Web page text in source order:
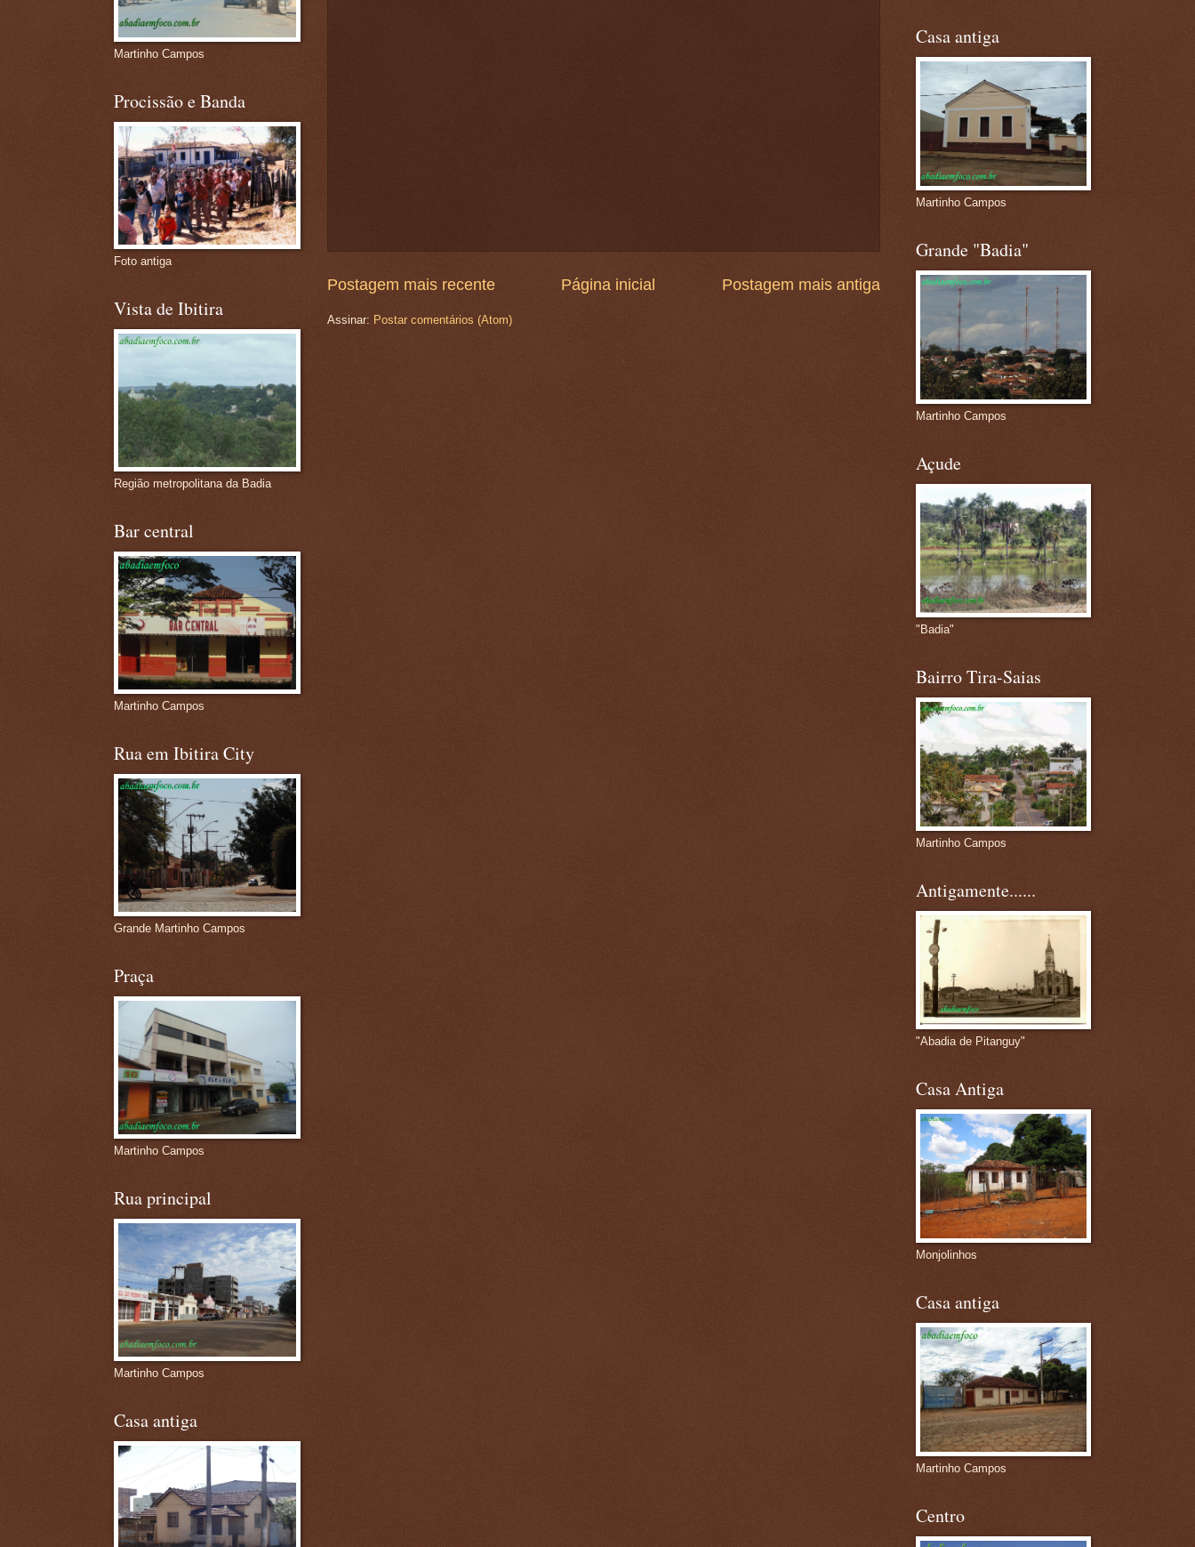
Postagem mais recente Postagem mais antiga
Página inicial
Assinar: Postar comentários (Atom)
Martinho Campos
Procissão e Banda
Foto antiga
Vista de Ibitira
Região metropolitana da Badia
Bar central
Martinho Campos
Rua em Ibitira City
Grande Martinho Campos
Praça
Martinho Campos
Rua principal
Martinho Campos
Casa antiga
Casa antiga
Martinho Campos
Grande "Badia"
Martinho Campos
Açude
"Badia"
Bairro Tira-Saias
Martinho Campos
Antigamente......
"Abadia de Pitanguy"
Casa Antiga
Monjolinhos
Casa antiga
Martinho Campos
Centro